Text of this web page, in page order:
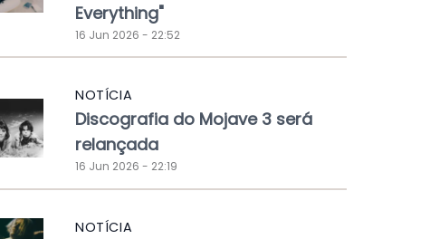
Everything"
16 Jun 2026 - 22:52
NOTÍCIA
Discografia do Mojave 3 será
relançada
16 Jun 2026 - 22:19
NOTÍCIA